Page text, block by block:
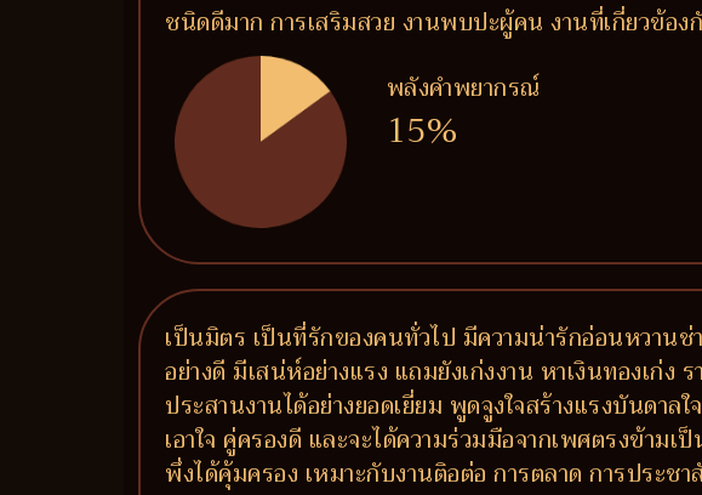
ชนิดดีมาก การเสริมสวย งานพบปะผู้คน งานที่เกี่ยวข้อ
พลังคำพยากรณ์
15%
เป็นมิตร เป็นที่รักของคนทั่วไป มีความน่ารักอ่อนหวานช่
อย่างดี มีเสน่ห์อย่างแรง แถมยังเก่งงาน หาเงินทองเก่ง
ประสานงานได้อย่างยอดเยี่ยม พูดจูงใจสร้างแรงบันดา
เอาใจ คู่ครองดี และจะได้ความร่วมมือจากเพศตรงข้า
พึ่งได้คุ้มครอง เหมาะกับงานติอต่อ การตลาด การประ